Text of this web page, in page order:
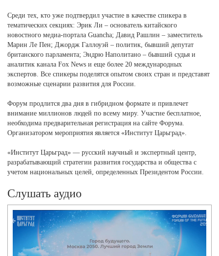
Среди тех, кто уже подтвердил участие в качестве спикера в
тематических секциях: Эрик Ли ‒ основатель китайского
новостного медиа-портала Guancha; Давид Рашлин ‒ заместитель
Марин Ле Пен; Джордж Галлоуэй ‒ политик, бывший депутат
британского парламента; Эндрю Наполитано ‒ бывший судья и
аналитик канала Fox News и еще более 20 международных
экспертов. Все спикеры поделятся опытом своих стран и представят
возможные сценарии развития для России.
Форум продлится два дня в гибридном формате и привлечет
внимание миллионов людей по всему миру. Участие бесплатное,
необходима предварительная регистрация на сайте Форума.
Организатором мероприятия является «Институт Царьград».
«Институт Царьград» — русский научный и экспертный центр,
разрабатывающий стратегии развития государства и общества с
учетом национальных целей, определенных Президентом России.
Слушать аудио